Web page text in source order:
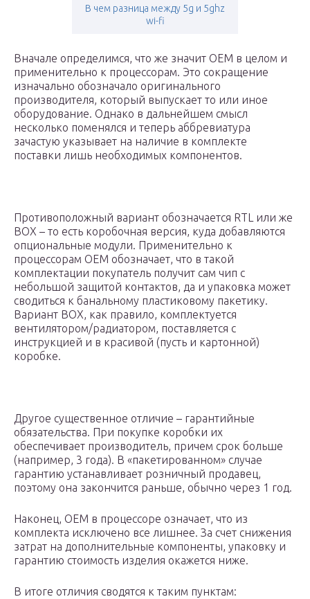
В чем разница между 5g и 5ghz
wi-fi
Вначале определимся, что же значит OEM в целом и
применительно к процессорам. Это сокращение
изначально обозначало оригинального
производителя, который выпускает то или иное
оборудование. Однако в дальнейшем смысл
несколько поменялся и теперь аббревиатура
зачастую указывает на наличие в комплекте
поставки лишь необходимых компонентов.
Противоположный вариант обозначается RTL или же
BOX – то есть коробочная версия, куда добавляются
опциональные модули. Применительно к
процессорам OEM обозначает, что в такой
комплектации покупатель получит сам чип с
небольшой защитой контактов, да и упаковка может
сводиться к банальному пластиковому пакетику.
Вариант BOX, как правило, комплектуется
вентилятором/радиатором, поставляется с
инструкцией и в красивой (пусть и картонной)
коробке.
Другое существенное отличие – гарантийные
обязательства. При покупке коробки их
обеспечивает производитель, причем срок больше
(например, 3 года). В «пакетированном» случае
гарантию устанавливает розничный продавец,
поэтому она закончится раньше, обычно через 1 год.
Наконец, OEM в процессоре означает, что из
комплекта исключено все лишнее. За счет снижения
затрат на дополнительные компоненты, упаковку и
гарантию стоимость изделия окажется ниже.
В итоге отличия сводятся к таким пунктам: